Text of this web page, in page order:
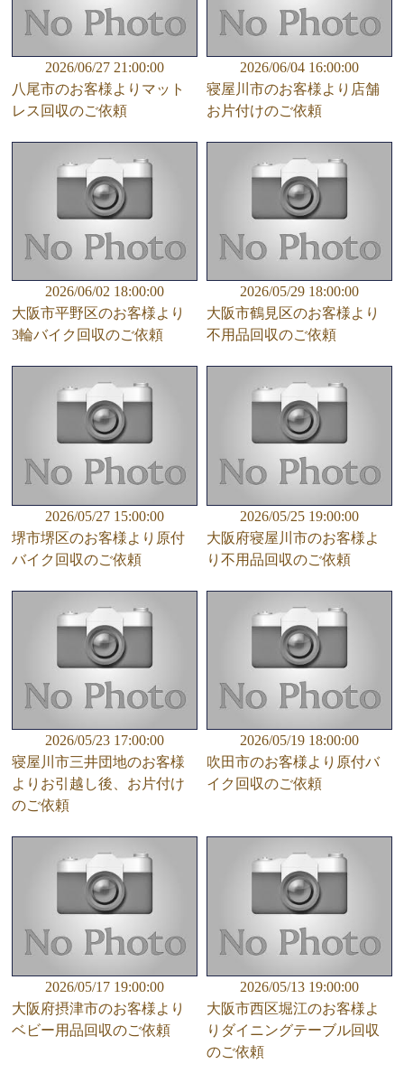
2026/06/27 21:00:00
八尾市のお客様よりマット
レス回収のご依頼
2026/06/04 16:00:00
寝屋川市のお客様より店舗
お片付けのご依頼
2026/06/02 18:00:00
大阪市平野区のお客様より
3輪バイク回収のご依頼
2026/05/29 18:00:00
大阪市鶴見区のお客様より
不用品回収のご依頼
2026/05/27 15:00:00
堺市堺区のお客様より原付
バイク回収のご依頼
2026/05/25 19:00:00
大阪府寝屋川市のお客様よ
り不用品回収のご依頼
2026/05/23 17:00:00
寝屋川市三井団地のお客様
よりお引越し後、お片付け
のご依頼
2026/05/19 18:00:00
吹田市のお客様より原付バ
イク回収のご依頼
2026/05/17 19:00:00
大阪府摂津市のお客様より
ベビー用品回収のご依頼
2026/05/13 19:00:00
大阪市西区堀江のお客様よ
りダイニングテーブル回収
のご依頼